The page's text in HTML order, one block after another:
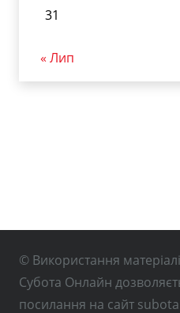
31
« Лип
© Використання
Субота Онлайн
посилання на сайт